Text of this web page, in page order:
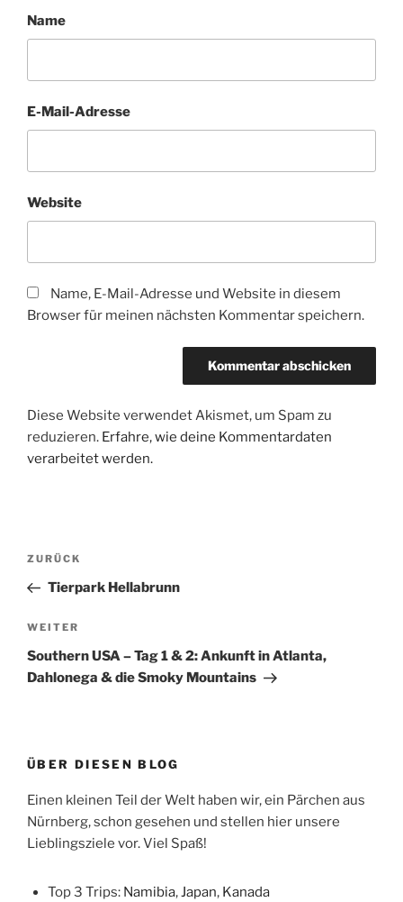
Name
E-Mail-Adresse
Website
Name, E-Mail-Adresse und Website in diesem
Browser für meinen nächsten Kommentar speichern.
Diese Website verwendet Akismet, um Spam zu
reduzieren. Erfahre, wie deine Kommentardaten
verarbeitet werden.
Beitragsnavigation
Vorheriger
Beitrag
ZURÜCK
Tierpark Hellabrunn
Nächster
Beitrag
WEITER
Southern USA – Tag 1 & 2: Ankunft in Atlanta,
Dahlonega & die Smoky Mountains
ÜBER DIESEN BLOG
Einen kleinen Teil der Welt haben wir, ein Pärchen aus
Nürnberg, schon gesehen und stellen hier unsere
Lieblingsziele vor. Viel Spaß!
Top 3 Trips: Namibia,Japan, Kanada